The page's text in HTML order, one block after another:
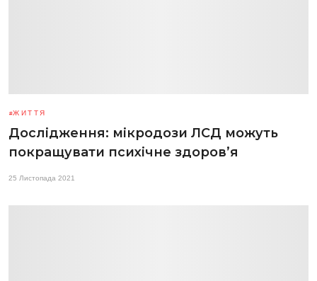
ЖИТТЯ
Дослідження: мікродози ЛСД можуть
покращувати психічне здоров’я
25 Листопада 2021